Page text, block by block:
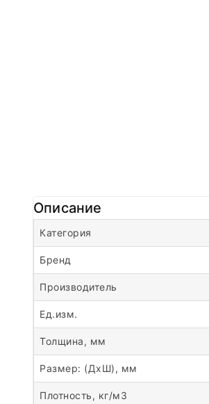
Описание
Категория
Бренд
Производитель
Ед.изм.
Толщина, мм
Размер: (ДхШ), мм
Плотность, кг/м3